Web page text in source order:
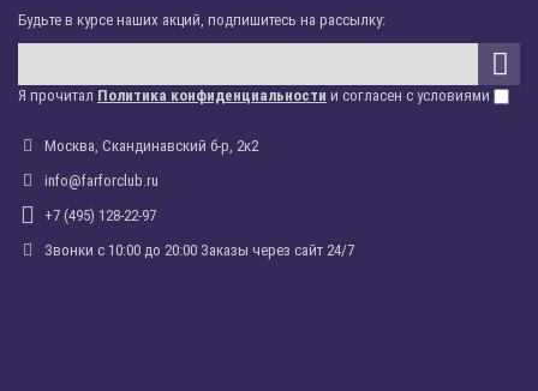
Будьте в курсе наших акций, подпишитесь на рассылку:
Я прочитал Политика конфиденциальности и согласен с условиями
Москва, Скандинавский б-р, 2к2
info@farforclub.ru
+7 (495) 128-22-97
Звонки c 10:00 до 20:00 Заказы через сайт 24/7